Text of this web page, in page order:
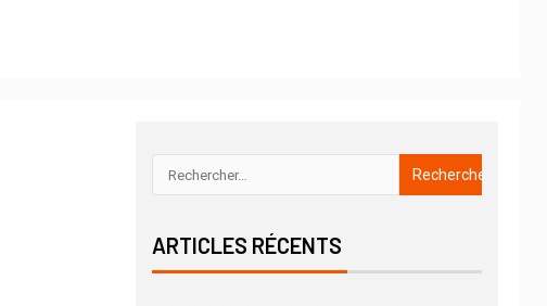
ARTICLES RÉCENTS